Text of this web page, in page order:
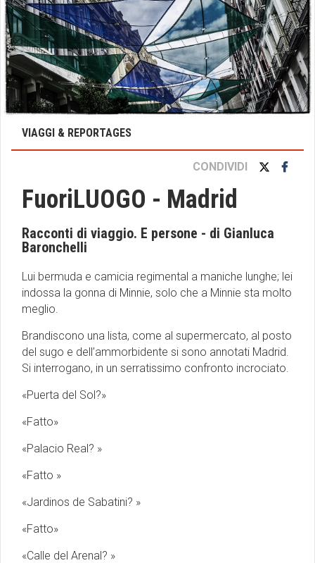
VIAGGI & REPORTAGES
CONDIVIDI
FuoriLUOGO - Madrid
Racconti di viaggio. E persone - di Gianluca
Baronchelli
Lui bermuda e camicia regimental a maniche lunghe; lei
indossa la gonna di Minnie, solo che a Minnie sta molto
meglio.
Brandiscono una lista, come al supermercato, al posto
del sugo e dell’ammorbidente si sono annotati Madrid.
Si interrogano, in un serratissimo confronto incrociato.
«Puerta del Sol?»
«Fatto»
«Palacio Real? »
«Fatto »
«Jardinos de Sabatini? »
«Fatto»
«Calle del Arenal? »